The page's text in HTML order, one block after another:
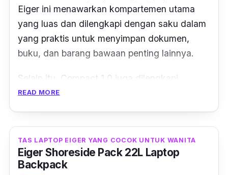
Eiger ini menawarkan kompartemen utama
yang luas dan dilengkapi dengan saku dalam
yang praktis untuk menyimpan dokumen,
buku, dan barang bawaan penting lainnya.
Selain itu, Compact 1.0 juga dilengkapi
dengan dua saku samping yang berguna
khusus untuk membawa botol air. Dengan
dimensi yang kompak, yaitu 32 x 14 x 47 cm,
tas ini mudah dibawa ke mana saja dan
READ MORE
TAS LAPTOP EIGER YANG COCOK UNTUK WANITA
Eiger Shoreside Pack 22L Laptop
Backpack